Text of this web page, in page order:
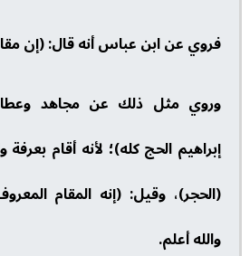
فروي عن ابن عباس أنه قال: (إن
وروي مثل ذلك عن مجاهد
إبراهيم الحج كله)؛ لأنه أقام
(الحجر)، وقيل: (إنه المقام
والله أعلم.